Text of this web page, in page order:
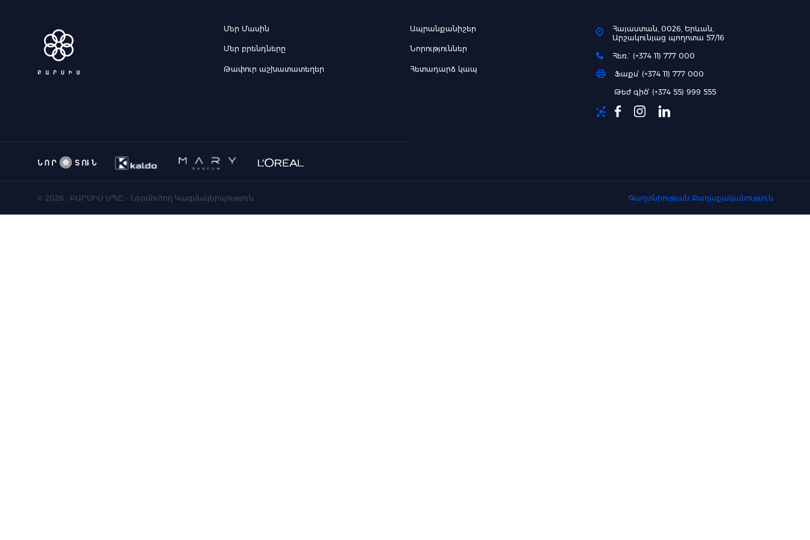
Մեր Մասին Ապրանքանիշեր
Մեր բրենդները Նորություններ
Թափուր աշխատատեղեր Հետադարձ կապ
Հայաստան, 0026, Երևան,
Արշակունյաց պողոտա 57/16
Հեռ.` (+374 11) 777 000
Ֆաքս՝ (+374 11) 777 000
Թեժ գիծ՝ (+374 55) 999 555
© 2026 . ԲԱՐՍԻՍ ՍՊԸ - Ներմուծող Կազմակերպություն Գաղտնիության Քաղաքականություն